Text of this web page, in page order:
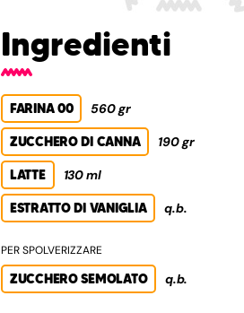
Ingredienti
FARINA 00 560 gr
ZUCCHERO DI CANNA 190 gr
LATTE 130 ml
ESTRATTO DI VANIGLIA q.b.
PER SPOLVERIZZARE
ZUCCHERO SEMOLATO q.b.